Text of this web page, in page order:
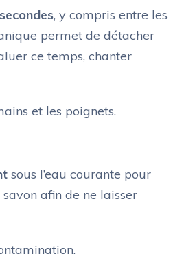
, y compris entre les
permet de détacher
ce temps, chanter
et les poignets.
sous l’eau courante pour
afin de ne laisser